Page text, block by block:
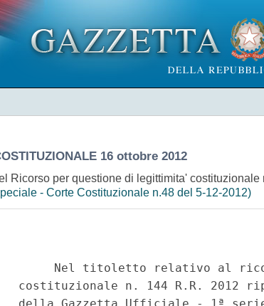
16 ottobre 2012
Ricorso per questione di legittimita'
- Corte Costituzionale n.48 del 5-12-2012)